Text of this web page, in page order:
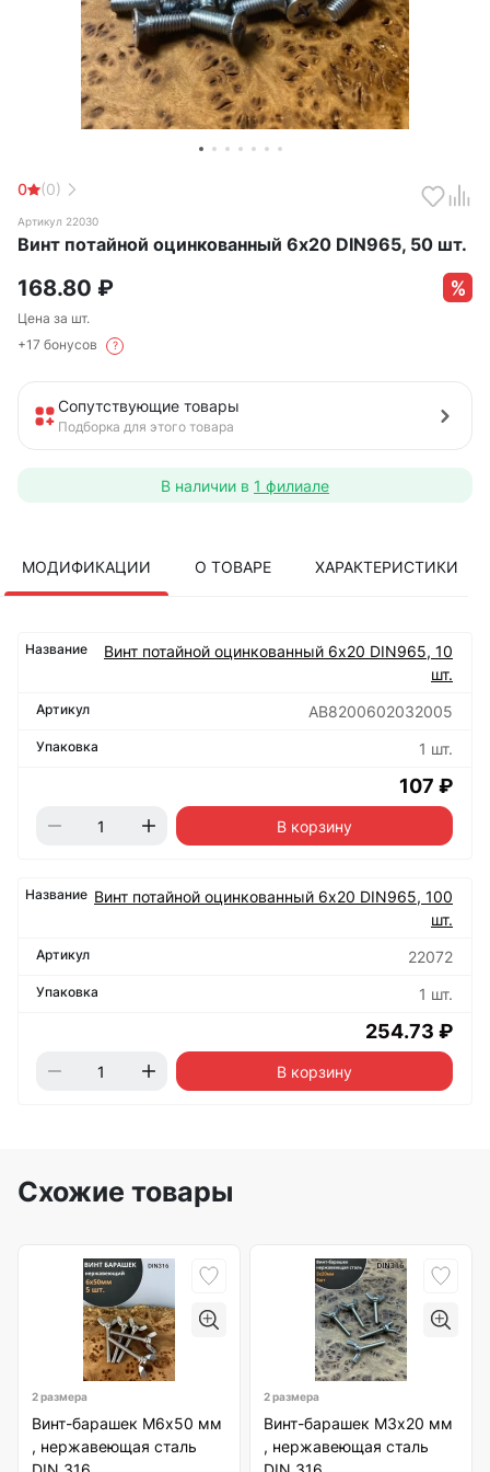
0 (0)
Артикул 22030
Винт потайной оцинкованный 6х20 DIN965, 50 шт.
168.80 ₽
Цена за шт.
+17 бонусов
?
Сопутствующие товары
Подборка для этого товара
В наличии в 1 филиале
МОДИФИКАЦИИ О ТОВАРЕ ХАРАКТЕРИСТИКИ
Винт потайной оцинкованный 6х20 DIN965, 10
шт.
АВ8200602032005
1 шт.
107 ₽
В корзину
Винт потайной оцинкованный 6х20 DIN965, 100
шт.
22072
1 шт.
254.73 ₽
В корзину
Схожие товары
2 размера
Винт-барашек М6х50 мм
, нержавеющая сталь
2 размера
Винт-барашек М3х20 мм
, нержавеющая сталь